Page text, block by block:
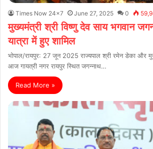
Times Now 24x7 June 27, 2025 0
मुख्यमंत्री श्री विष्णु देव साय भगवान
यात्रा में हुए शामिल
भोपाल/रायपुर: 27 जून 2025 राज्यपाल श्री रमेन डेका और
आज गायत्री नगर रायपुर स्थित जगन्नाथ…
Read More »